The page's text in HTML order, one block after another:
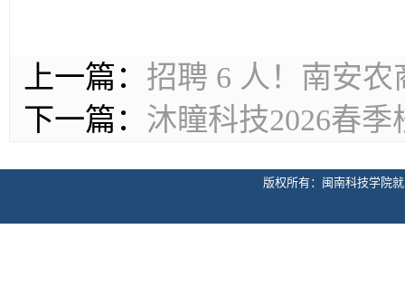
上一篇： 招聘 6 人！南安
下一篇： 沐瞳科技2026春季
版权所有：闽南科技学院